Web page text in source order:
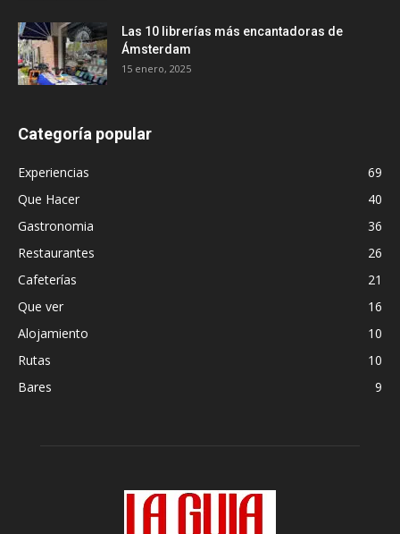
Las 10 librerías más encantadoras de
Ámsterdam
15 enero, 2025
Categoría popular
Experiencias
69
Que Hacer
40
Gastronomia
36
Restaurantes
26
Cafeterías
21
Que ver
16
Alojamiento
10
Rutas
10
Bares
9